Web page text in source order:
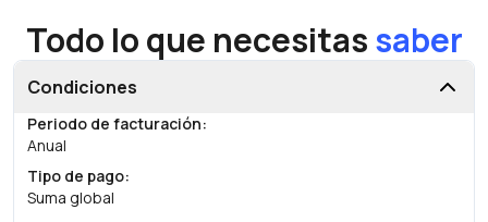
Todo lo que necesitassaber
Condiciones
Periodo de facturación:
Anual
Tipo de pago:
Suma global